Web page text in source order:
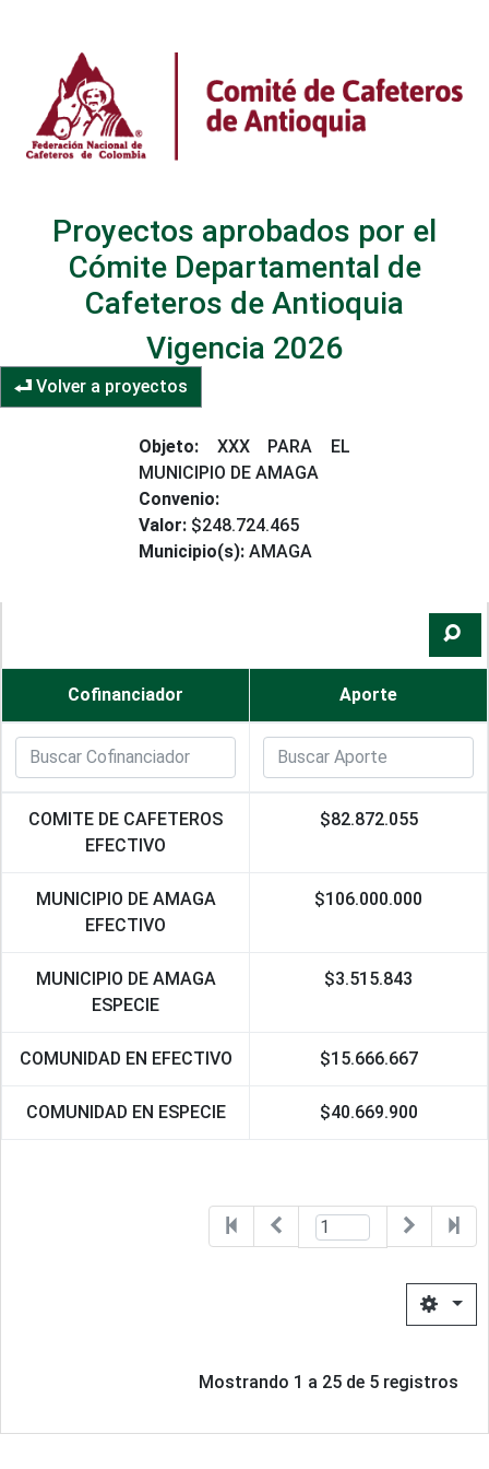
Proyectos aprobados por el
Cómite Departamental de
Cafeteros de Antioquia
Vigencia 2026
Volver a proyectos
Objeto: XXX PARA EL
MUNICIPIO DE AMAGA
Convenio:
Valor: $248.724.465
Municipio(s): AMAGA
Cofinanciador Aporte
COMITE DE CAFETEROS
EFECTIVO
$82.872.055
MUNICIPIO DE AMAGA
EFECTIVO
$106.000.000
MUNICIPIO DE AMAGA
ESPECIE
$3.515.843
COMUNIDAD EN EFECTIVO $15.666.667
COMUNIDAD EN ESPECIE $40.669.900
Mostrando 1 a 25 de 5 registros